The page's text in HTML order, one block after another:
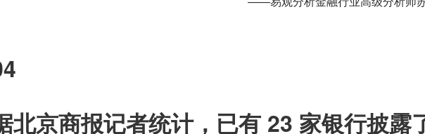
北京商报记者统计，已有 23 家银行披露